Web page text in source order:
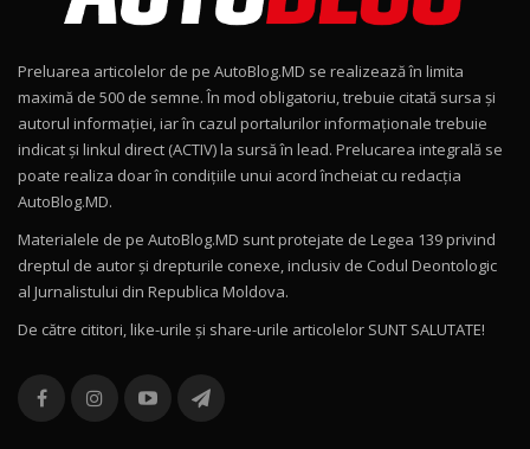
15:22
Mercedes-AMG E 53 HYBRID 4MATIC+ / Test
Drive AutoBlog.MD
16:27
11
Noul Volvo ES90 / Test Drive AutoBlog.MD
12
Noul MG HS / Test Drive AutoBlog.MD
16:48
13
combină aventura cu luxul / AutoBlog.MD
36:08
Preluarea articolelor de pe AutoBlog.MD se realizează în limita
maximă de 500 de semne. În mod obligatoriu, trebuie citată sursa și
autorul informației, iar în cazul portalurilor informaționale trebuie
indicat și linkul direct (ACTIV) la sursă în lead. Prelucarea integrală se
poate realiza doar în condițiile unui acord încheiat cu redacţia
AutoBlog.MD.
Materialele de pe AutoBlog.MD sunt protejate de Legea 139 privind
dreptul de autor și drepturile conexe, inclusiv de Codul Deontologic
al Jurnalistului din Republica Moldova.
De către cititori, like-urile şi share-urile articolelor SUNT SALUTATE!